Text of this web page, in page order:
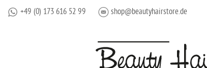
+49 (0) 173 616 52 99 shop@beautyhairstore.de